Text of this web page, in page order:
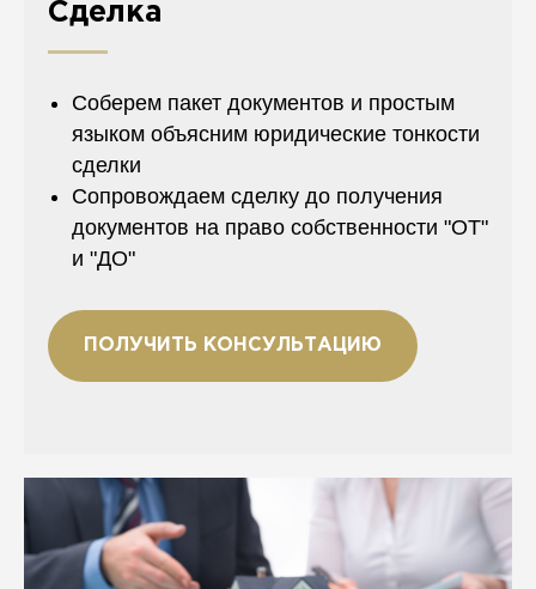
Сделка
Соберем пакет документов и простым
языком объясним юридические тонкости
сделки
Сопровождаем сделку до получения
документов на право собственности "ОТ"
и "ДО"
ПОЛУЧИТЬ КОНСУЛЬТАЦИЮ